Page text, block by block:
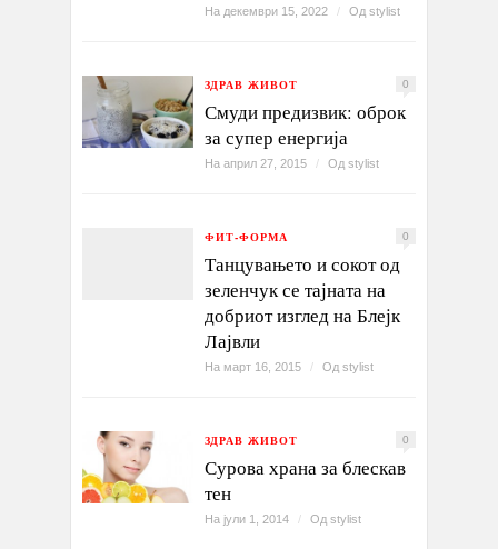
На декември 15, 2022 / Од stylist
ЗДРАВ ЖИВОТ 0
Смуди предизвик: оброк
за супер енергија
На април 27, 2015 / Од stylist
ФИТ-ФОРМА 0
Танцувањето и сокот од
зеленчук се тајната на
добриот изглед на Блејк
Лајвли
На март 16, 2015 / Од stylist
ЗДРАВ ЖИВОТ 0
Сурова храна за блескав
тен
На јули 1, 2014 / Од stylist